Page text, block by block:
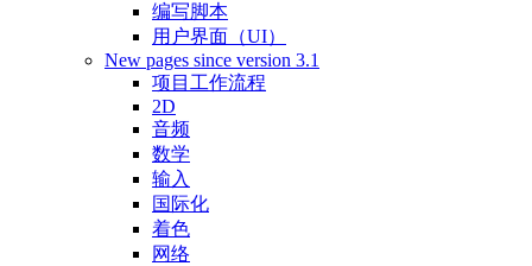
编写脚本
用户界面（UI）
New pages since version 3.1
项目工作流程
2D
音频
数学
输入
国际化
着色
网络